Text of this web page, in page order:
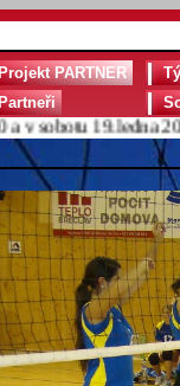
PARTNER
19.ledna 2013